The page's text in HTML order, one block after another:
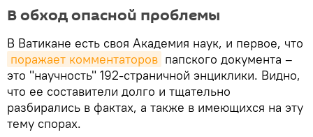
В обход опасной проблемы
В Ватикане есть своя Академия наук, и первое, что
поражает комментаторов папского документа –
это "научность" 192-страничной энциклики. Видно,
что ее составители долго и тщательно
разбирались в фактах, а также в имеющихся на эту
тему спорах.